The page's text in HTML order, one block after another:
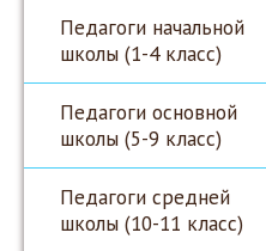
Педагоги начальной
школы (1-4 класс)
Педагоги основной
школы (5-9 класс)
Педагоги средней
школы (10-11 класс)